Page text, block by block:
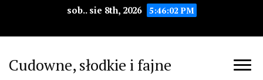
sob.. sie 8th, 2026 5:46:03 PM
Cudowne, słodkie i fajne